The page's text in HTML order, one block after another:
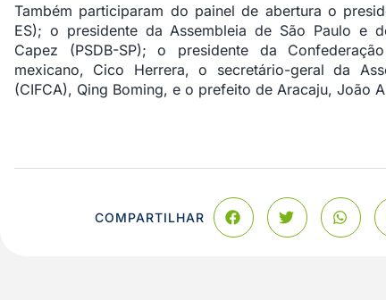
Também participaram do painel de abertura o
ES); o presidente da Assembleia de São Paulo e
Capez (PSDB-SP); o presidente da
mexicano, Cico Herrera, o secretário-geral da
(CIFCA), Qing Boming, e o prefeito de Aracaju, João
COMPARTILHAR